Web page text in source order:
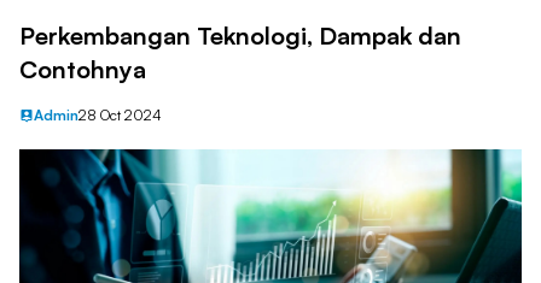
Perkembangan Teknologi, Dampak dan
Contohnya
Admin28 Oct 2024